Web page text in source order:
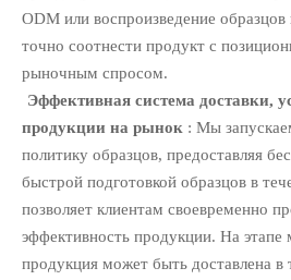
ODM или воспроизведение
точно соотнести продукт с
рыночным спросом.
Эффективная система доставки,
продукции на рынок : Мы
политику образцов, предоставляя
быстрой подготовкой образцов в
позволяет клиентам своевременно
эффективность продукции. На этапе
продукция может быть доставлена в